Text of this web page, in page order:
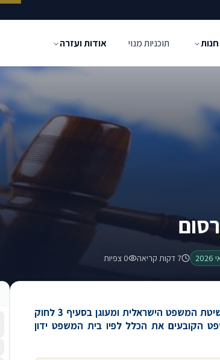
חנות תוכניות מנוי אודות ועזרה
7 דקות קריאה 0 צפיות
1. עקרון פומביות הדיון הינו עקרון מרכזי בשיטת המשפט הישראלית ומעוגן בסעיף 3 לחוק
הקובעים את הכלל לפיו בית המשפט ידון